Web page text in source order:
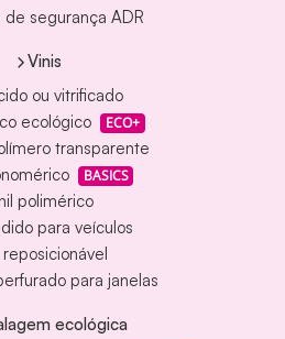
de segurança ADR
Vinis
ou vitrificado
ecológico
ECO+
transparente
BASICS
polimérico
para veículos
reposicionável
para janelas
ecológica